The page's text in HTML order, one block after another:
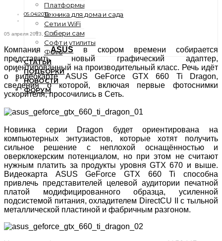
Платформы
Техника для дома и сада
Сети и WiFi
Собери сам
Софт и утилиты
Фото
СТАТЬИ
ПОДБОРКИ
НОВОСТИ
ФОРУМ
05.04.2013
05 апреля 2013, 10:12
КомпанияASUS в скором времени собирается
представить новый графический адаптер,
ориентированный на производительный класс. Речь идёт
о видеокарте ASUS GeForce GTX 660 Ti Dragon,
сведения о которой, включая первые фотоснимки
ускорителя, просочились в Сеть.
Новинка серии Dragon будет ориентирована на
компьютерных энтузиастов, которые хотят получить
сильное решение с неплохой оснащённостью и
оверклокерским потенциалом, но при этом не считают
нужным платить за продукты уровня GTX 670 и выше.
Видеокарта ASUS GeForce GTX 660 Ti способна
привлечь представителей целевой аудитории печатной
платой модифицированного образца, усиленной
подсистемой питания, охладителем DirectCU II с тыльной
металлической пластиной и фабричным разгоном.